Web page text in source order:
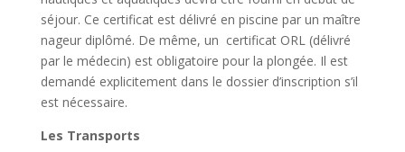
séjour. Ce certificat est délivré en piscine par un maître
nageur diplômé. De même, un certificat ORL (délivré
par le médecin) est obligatoire pour la plongée. Il est
demandé explicitement dans le dossier d’inscription s’il
est nécessaire.
Les Transports